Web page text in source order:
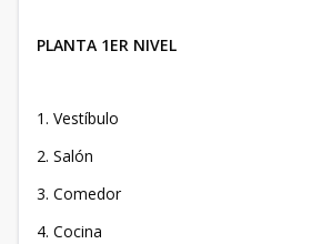
PLANTA 1ER NIVEL
1. Vestíbulo
2. Salón
3. Comedor
4. Cocina